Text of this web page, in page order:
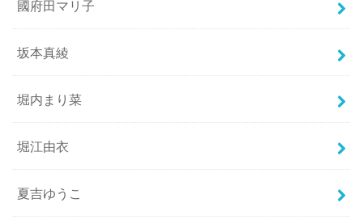
國府田マリ子
坂本真綾
堀内まり菜
堀江由衣
夏吉ゆうこ